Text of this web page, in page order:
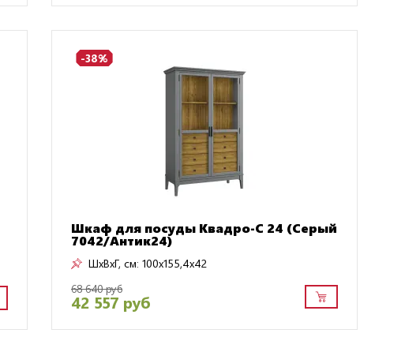
-38%
Шкаф для посуды Квадро-С 24 (Серый
7042/Антик24)
ШxВxГ, см: 100x155,4x42
68 640 руб
42 557 руб